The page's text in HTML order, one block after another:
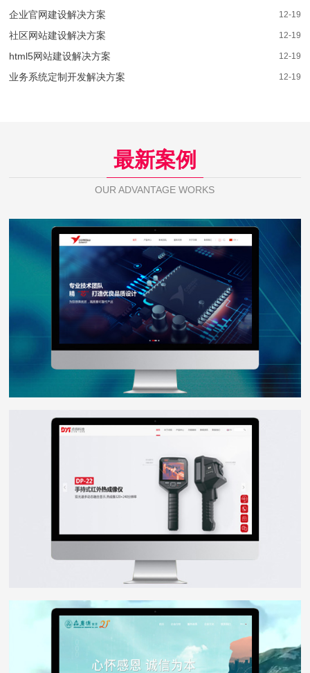
企业官网建设解决方案 12-19
社区网站建设解决方案 12-19
html5网站建设解决方案 12-19
业务系统定制开发解决方案 12-19
最新案例
OUR ADVANTAGE WORKS
芯佰微电子
点扬科技
WEB DESIGN
WEB DESIGN